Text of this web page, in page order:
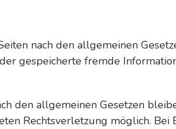
nach den allgemeinen
gespeicherte fremde
den allgemeinen Gesetzen
Rechtsverletzung möglich. Bei